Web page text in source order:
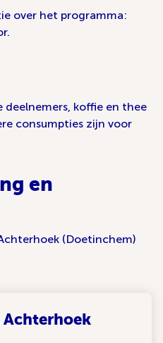
over het programma:
deelnemers, koffie en thee
consumpties zijn voor
en
(Doetinchem)